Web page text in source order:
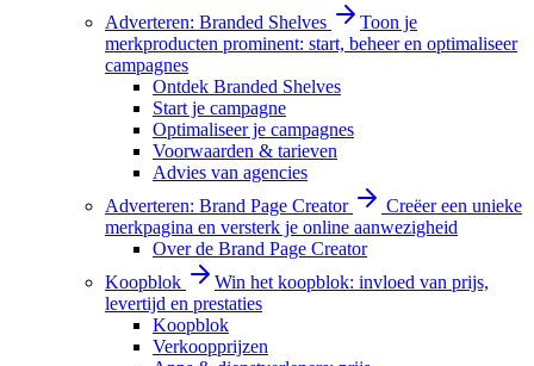
Adverteren: Branded Shelves
Toon je
merkproducten prominent: start, beheer en optimaliseer
campagnes
Ontdek Branded Shelves
Start je campagne
Optimaliseer je campagnes
Voorwaarden & tarieven
Advies van agencies
Adverteren: Brand Page Creator
Creëer een unieke
merkpagina en versterk je online aanwezigheid
Over de Brand Page Creator
Koopblok
Win het koopblok: invloed van prijs,
levertijd en prestaties
Koopblok
Verkoopprijzen